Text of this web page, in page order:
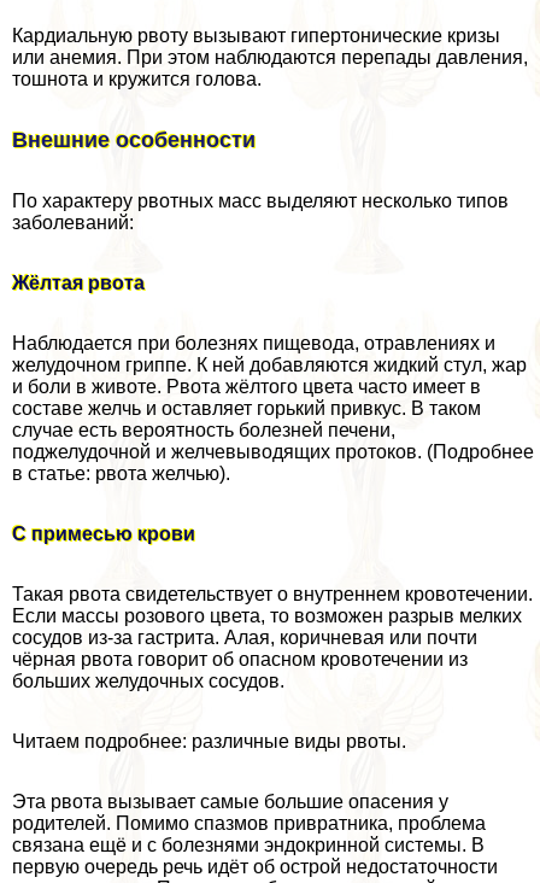
Кардиальную рвоту вызывают гипертонические кризы
или анемия. При этом наблюдаются перепады давления,
тошнота и кружится голова.
Внешние особенности
По хаpaктеру рвотных масс выделяют несколько типов
заболеваний:
Жёлтая рвота
Наблюдается при болезнях пищевода, отравлениях и
желудочном гриппе. К ней добавляются жидкий стул, жар
и боли в животе. Рвота жёлтого цвета часто имеет в
составе желчь и оставляет горький привкус. В таком
случае есть вероятность болезней печени,
поджелудочной и желчевыводящих протоков. (Подробнее
в статье: рвота желчью).
С примесью крови
Такая рвота свидетельствует о внутреннем кровотечении.
Если массы розового цвета, то возможен разрыв мелких
сосудов из-за гастрита. Алая, коричневая или почти
чёрная рвота говорит об опасном кровотечении из
больших желудочных сосудов.
Читаем подробнее: различные виды рвоты.
Эта рвота вызывает самые большие опасения у
родителей. Помимо спазмов привратника, проблема
связана ещё и с болезнями эндокринной системы. В
первую очередь речь идёт об острой недостаточности